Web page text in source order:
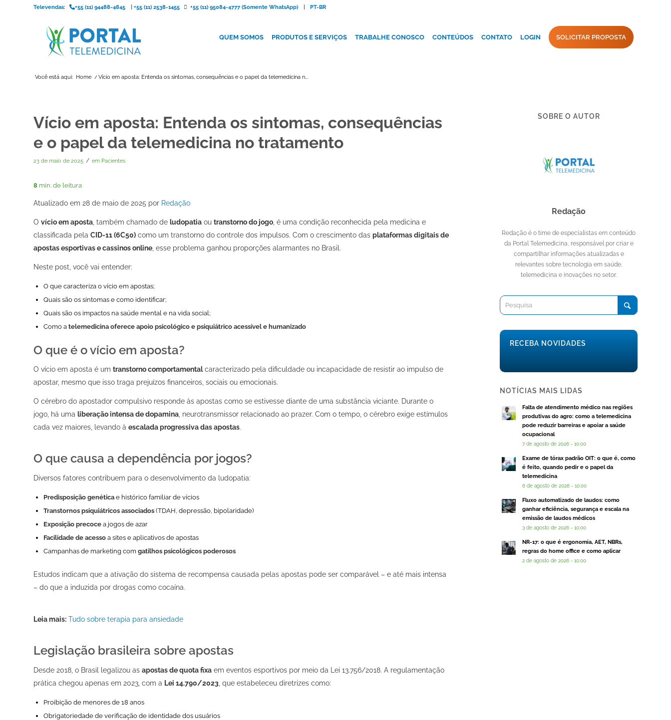
PT-BR
Televendas: +55 (11) 94488-4845 +55 (11) 2538-1455 +55 (11) 95084-4777 (Somente WhatsApp)
QUEM SOMOS PRODUTOS E SERVIÇOS TRABALHE CONOSCO CONTEÚDOS CONTATO SOLICITAR PROPOSTA
LOGIN
Você está aqui: Home / Vício em aposta: Entenda os sintomas, consequências e o papel da telemedicina n...
Vício em aposta: Entenda os sintomas, consequências
e o papel da telemedicina no tratamento
23 de maio de 2025 / em Pacientes
8 min. de leitura
Atualizado em 28 de maio de 2025 por Redação
O vício em aposta , também chamado de ludopatia ou transtorno do jogo , é uma condição reconhecida pela medicina e
classificada pela CID-11(6C50) como um transtorno do controle dos impulsos. Com o crescimento das plataformas digitais de
apostas esportivas e cassinos online , esse problema ganhou proporções alarmantes no Brasil.
Neste post, você vai entender:
O que caracteriza o vício em apostas;
Quais são os sintomas e como identificar;
Quais são os impactos na saúde mental e na vida social;
Como a telemedicina oferece apoio psicológico e psiquiátrico acessível e humanizado
O que é o vício em aposta?
O vício em aposta é um transtorno comportamentalcaracterizado pela dificuldade ou incapacidade de resistir ao impulso de
apostar, mesmo que isso traga prejuízos financeiros, sociais ou emocionais.
O cérebro do apostador compulsivo responde às apostas como se estivesse diante de uma substância viciante. Durante o
jogo, há uma liberação intensa de dopamina, neurotransmissor relacionado ao prazer. Com o tempo, o cérebro exige estímulos
cada vez maiores, levando à escalada progressiva das apostas.
O que causa a dependência por jogos?
Diversos fatores contribuem para o desenvolvimento da ludopatia:
Predisposição genética e histórico familiar de vícios
Transtornos psiquiátricos associados (TDAH, depressão, bipolaridade)
Exposição precoce a jogos de azar
Facilidade de acesso a sites e aplicativos de apostas
Campanhas de marketing com gatilhos psicológicos poderosos
Estudos indicam que a ativação do sistema de recompensa causada pelas apostas pode ser comparável – e até mais intensa
– do que a induzida por drogas como cocaína.
Leia mais: Tudo sobre terapia para ansiedade
Legislação brasileira sobre apostas
Desde 2018, o Brasil legalizou as apostas de quota fixa em eventos esportivos por meio da Lei 13.756/2018. A regulamentação
prática chegou apenas em 2023, com a Lei 14.790/2023 , que estabeleceu diretrizes como:
Proibição de menores de 18 anos
Obrigatoriedade de verificação de identidade dos usuários
SOBRE O AUTOR
Redação
Redação é o time de especialistas em conteúdo
da Portal Telemedicina, responsável por criar e
compartilhar informações atualizadas e
relevantes sobre tecnologia em saúde,
telemedicina e inovações no setor.
RECEBA NOVIDADES
NOTÍCIAS MAIS LIDAS
Falta de atendimento médico nas regiões
produtivas do agro: como a telemedicina
pode reduzir barreiras e apoiar a saúde
ocupacional
7 de agosto de 2026 - 10:00
Exame de tórax padrão OIT: o que é, como
é feito, quando pedir e o papel da
telemedicina
6 de agosto de 2026 - 10:00
Fluxo automatizado de laudos: como
ganhar eficiência, segurança e escala na
emissão de laudos médicos
3 de agosto de 2026 - 10:00
NR-17: o que é ergonomia, AET, NBRs,
regras do home office e como aplicar
2 de agosto de 2026 - 10:00